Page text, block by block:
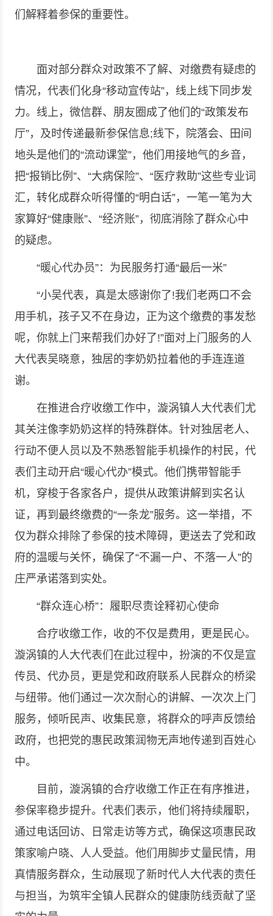
们解释着参保的重要性。
面对部分群众对政策不了解、对缴费有疑虑的
情况，代表们化身“移动宣传站”，线上线下同步发
力。线上，微信群、朋友圈成了他们的“政策发布
厅”，及时传递最新参保信息;线下，院落会、田间
地头是他们的“流动课堂”，他们用接地气的乡音，
把“报销比例”、“大病保险”、“医疗救助”这些专业词
汇，转化成群众听得懂的“明白话”，一笔一笔为大
家算好“健康账”、“经济账”，彻底消除了群众心中
的疑虑。
“暖心代办员”：为民服务打通“最后一米”
“小吴代表，真是太感谢你了!我们老两口不会
用手机，孩子又不在身边，正为这个缴费的事发愁
呢，你就上门来帮我们办好了!”面对上门服务的人
大代表吴晓意，独居的李奶奶拉着他的手连连道
谢。
在推进合疗收缴工作中，漩涡镇人大代表们尤
其关注像李奶奶这样的特殊群体。针对独居老人、
行动不便人员以及不熟悉智能手机操作的村民，代
表们主动开启“暖心代办”模式。他们携带智能手
机，穿梭于各家各户，提供从政策讲解到实名认
证，再到最终缴费的“一条龙”服务。这一举措，不
仅为群众排除了参保的技术障碍，更送去了党和政
府的温暖与关怀，确保了“不漏一户、不落一人”的
庄严承诺落到实处。
“群众连心桥”：履职尽责诠释初心使命
合疗收缴工作，收的不仅是费用，更是民心。
漩涡镇的人大代表们在此过程中，扮演的不仅是宣
传员、代办员，更是党和政府联系人民群众的桥梁
与纽带。他们通过一次次耐心的讲解、一次次上门
服务，倾听民声、收集民意，将群众的呼声反馈给
政府，也把党的惠民政策润物无声地传递到百姓心
中。
目前，漩涡镇的合疗收缴工作正在有序推进，
参保率稳步提升。代表们表示，他们将持续履职，
通过电话回访、日常走访等方式，确保这项惠民政
策家喻户晓、人人受益。他们用脚步丈量民情，用
真情服务群众，生动展现了新时代人大代表的责任
与担当，为筑牢全镇人民群众的健康防线贡献了坚